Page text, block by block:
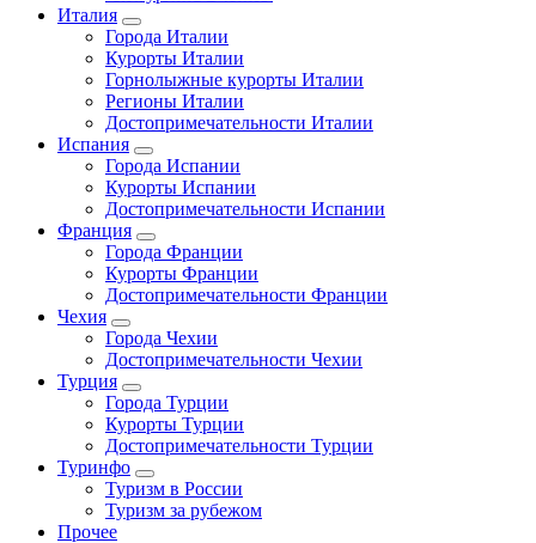
Италия
Города Италии
Курорты Италии
Горнолыжные курорты Италии
Регионы Италии
Достопримечательности Италии
Испания
Города Испании
Курорты Испании
Достопримечательности Испании
Франция
Города Франции
Курорты Франции
Достопримечательности Франции
Чехия
Города Чехии
Достопримечательности Чехии
Турция
Города Турции
Курорты Турции
Достопримечательности Турции
Туринфо
Туризм в России
Туризм за рубежом
Прочее